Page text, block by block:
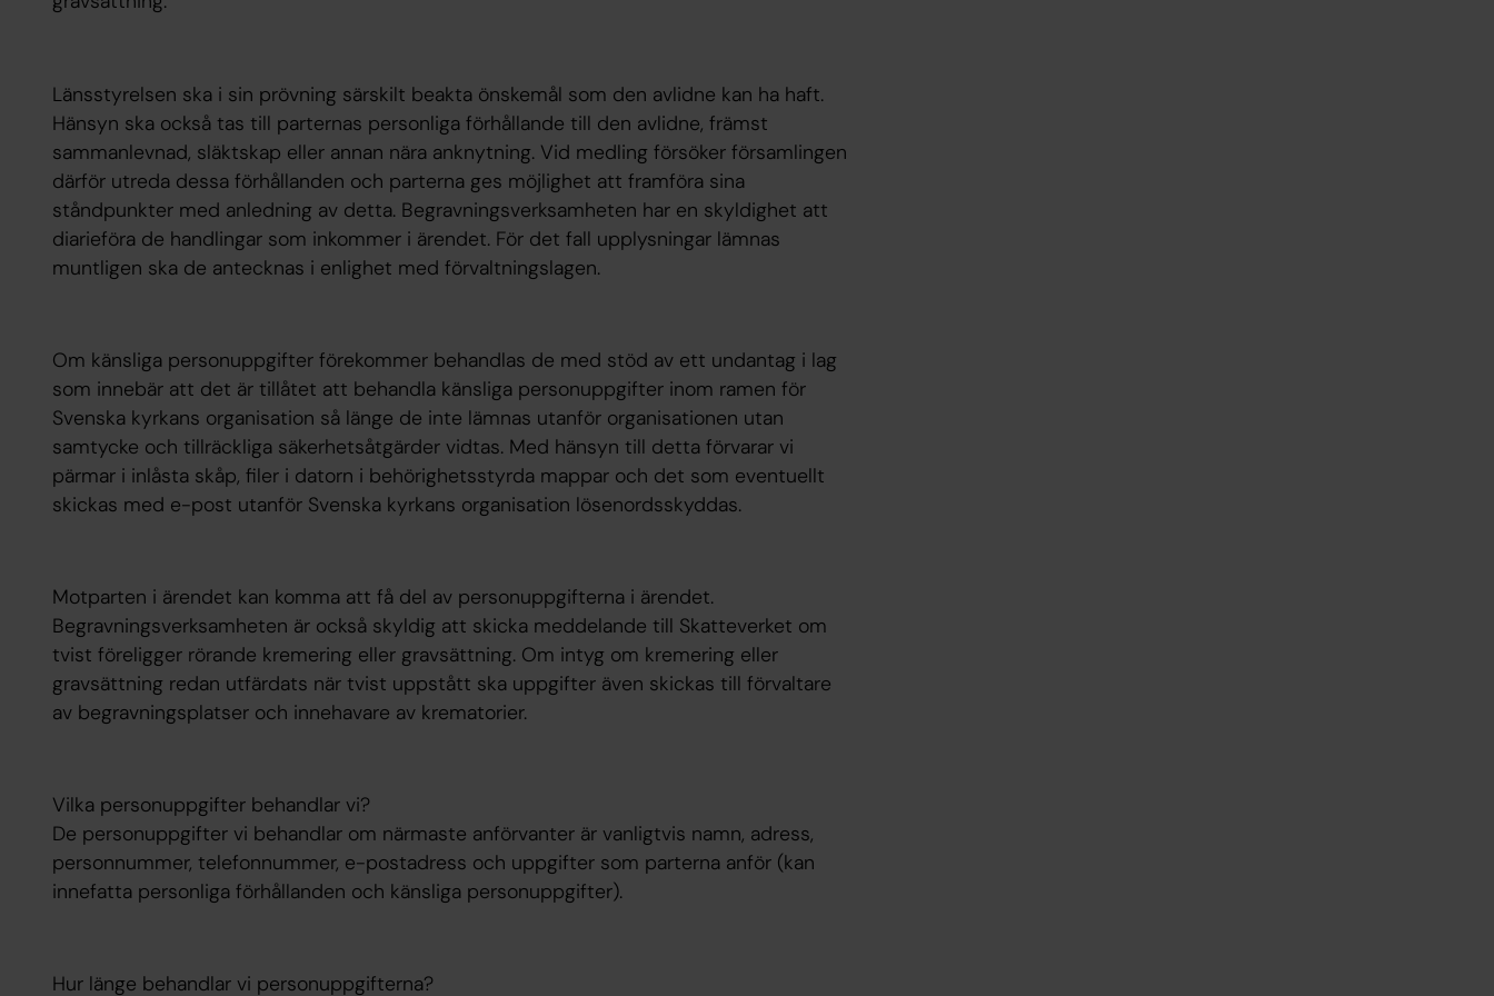
Länsstyrelsen ska i sin prövning särskilt beakta önskemål som den avlidne kan ha haft.
Hänsyn ska också tas till parternas personliga förhållande till den avlidne, främst
sammanlevnad, släktskap eller annan nära anknytning. Vid medling försöker församlingen
därför utreda dessa förhållanden och parterna ges möjlighet att framföra sina
ståndpunkter med anledning av detta. Begravningsverksamheten har en skyldighet att
diarieföra de handlingar som inkommer i ärendet. För det fall upplysningar lämnas
muntligen ska de antecknas i enlighet med förvaltningslagen.
Om känsliga personuppgifter förekommer behandlas de med stöd av ett undantag i lag
som innebär att det är tillåtet att behandla känsliga personuppgifter inom ramen för
Svenska kyrkans organisation så länge de inte lämnas utanför organisationen utan
samtycke och tillräckliga säkerhetsåtgärder vidtas. Med hänsyn till detta förvarar vi
pärmar i inlåsta skåp, filer i datorn i behörighetsstyrda mappar och det som eventuellt
skickas med e-post utanför Svenska kyrkans organisation lösenordsskyddas.
Motparten i ärendet kan komma att få del av personuppgifterna i ärendet.
Begravningsverksamheten är också skyldig att skicka meddelande till Skatteverket om
tvist föreligger rörande kremering eller gravsättning. Om intyg om kremering eller
gravsättning redan utfärdats när tvist uppstått ska uppgifter även skickas till förvaltare
av begravningsplatser och innehavare av krematorier.
Vilka personuppgifter behandlar vi?
De personuppgifter vi behandlar om närmaste anförvanter är vanligtvis namn, adress,
personnummer, telefonnummer, e-postadress och uppgifter som parterna anför (kan
innefatta personliga förhållanden och känsliga personuppgifter).
Hur länge behandlar vi personuppgifterna?